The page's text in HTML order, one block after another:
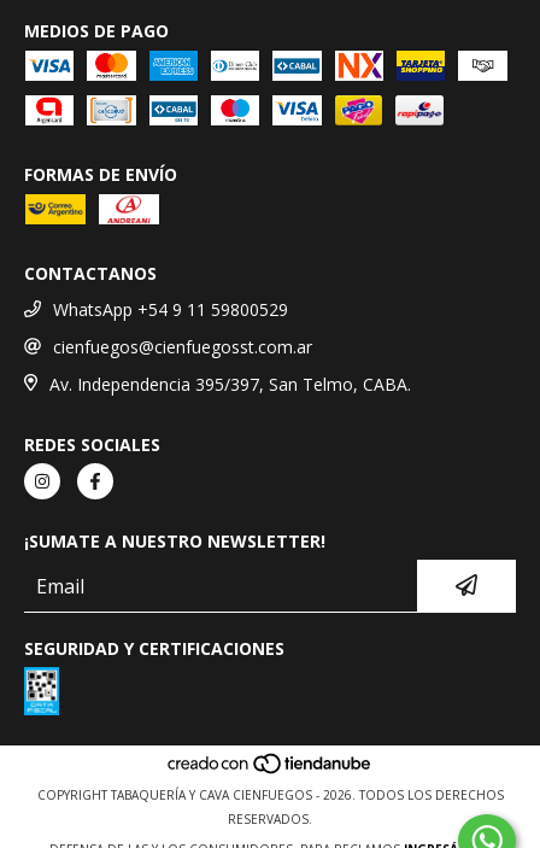
MEDIOS DE PAGO
FORMAS DE ENVÍO
CONTACTANOS
WhatsApp +54 9 11 59800529
cienfuegos@cienfuegosst.com.ar
Av. Independencia 395/397, San Telmo, CABA.
REDES SOCIALES
¡SUMATE A NUESTRO NEWSLETTER!
SEGURIDAD Y CERTIFICACIONES
COPYRIGHT TABAQUERÍA Y CAVA CIENFUEGOS - 2026. TODOS LOS DERECHOS
RESERVADOS.